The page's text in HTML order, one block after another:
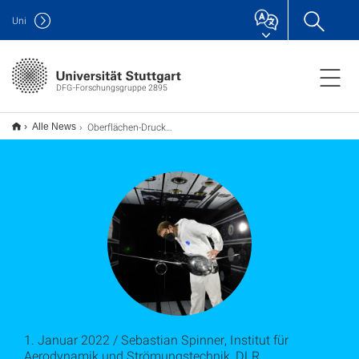
DFG-Forschungsgruppe 2895
Uni
Alle News Oberflächen-Druckmessungen am Flugzeug mit Ultra-High-Bypass-Gondeln
1. Januar 2022 / Sebastian Spinner, Institut für
Aerodynamik und Strömungstechnik, DLR